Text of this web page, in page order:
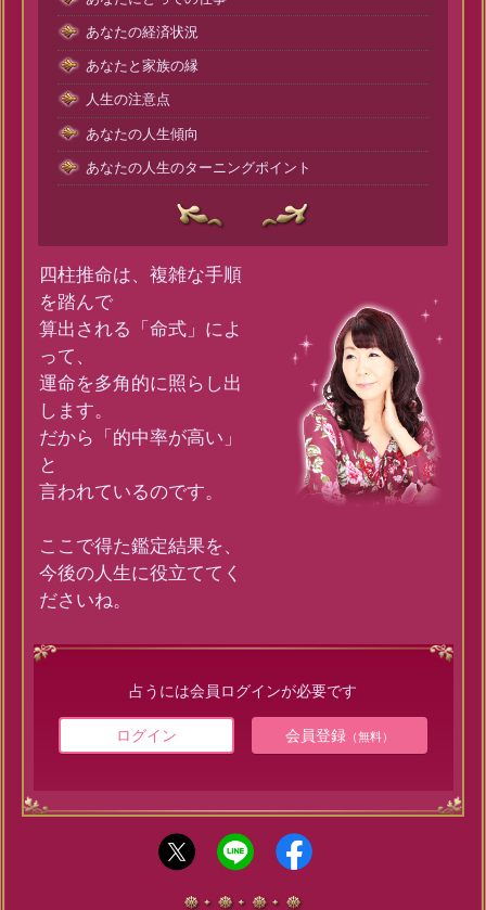
あなたの経済状況
あなたと家族の縁
人生の注意点
あなたの人生傾向
あなたの人生のターニングポイント
四柱推命は、複雑な手順
を踏んで
算出される「命式」によ
って、
運命を多角的に照らし出
します。
だから「的中率が高い」
と
言われているのです。
ここで得た鑑定結果を、
今後の人生に役立ててく
ださいね。
占うには会員ログインが必要です
ログイン 会員登録（無料）